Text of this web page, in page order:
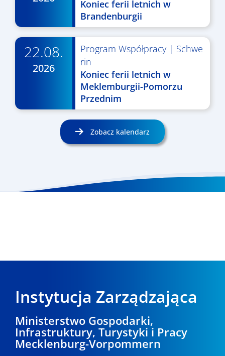
Koniec ferii letnich w
Brandenburgii
22.08.
2026
Program Współpracy| Schwe
rin
Koniec ferii letnich w
Meklemburgii-Pomorzu
Przednim
Zobacz kalendarz
Instytucja Zarządzająca
Ministerstwo Gospodarki,
Infrastruktury, Turystyki i Pracy
Mecklenburg-Vorpommern